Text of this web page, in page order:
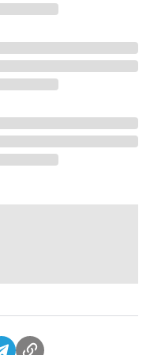
revitalisasi
menambah
berkurang
khususnya di
potensi
di wilayah
penyusutan